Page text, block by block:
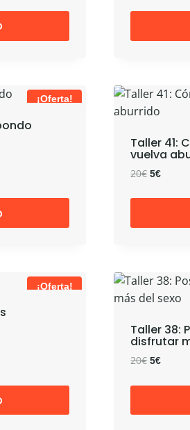
30€.10€.
¡Oferta!
Taller 41:
vuelva
20€El
original
20€.
5€El
actual
5€.
¡Oferta!
Taller 38:
disfrutar
20€El
original
20€.
5€El
actual
5€.